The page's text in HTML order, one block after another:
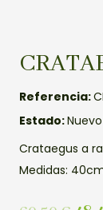
Referencia:
Estado:Nuevo
Crataegus a
Medidas: